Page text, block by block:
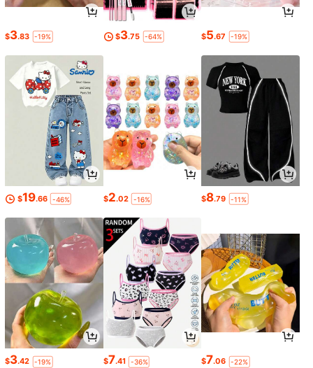
$3.83 -19% $3.75 -64% $5.67 -19%
$19.66 -46% $2.02 -16% $8.79 -11%
$3.42 -19% $7.41 -36% $7.06 -22%